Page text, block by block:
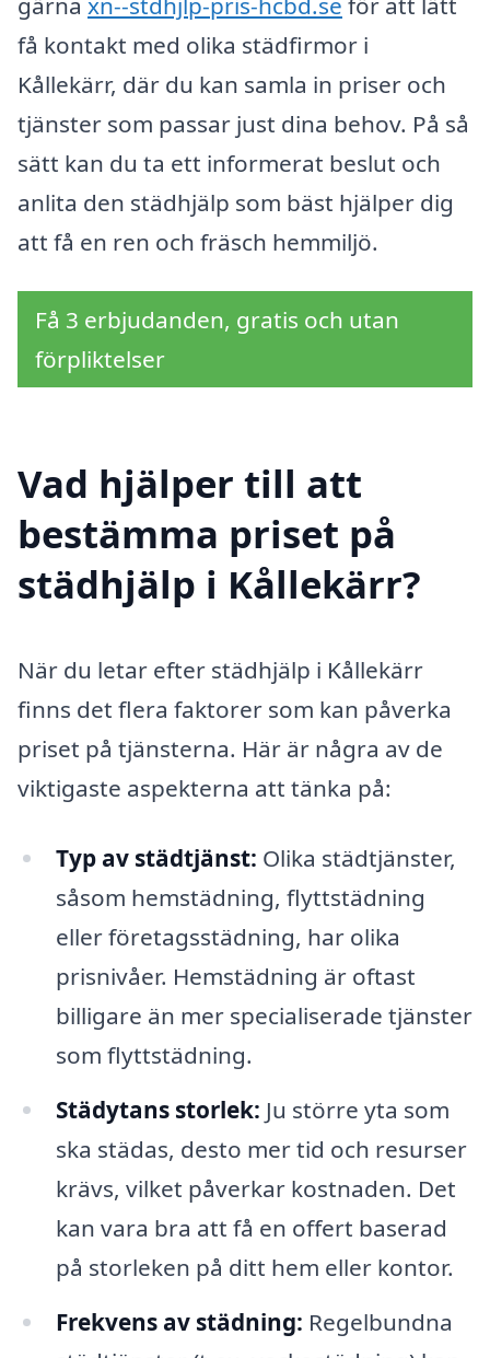
få kontakt med olika städfirmor i
Kållekärr, där du kan samla in priser och
tjänster som passar just dina behov. På så
sätt kan du ta ett informerat beslut och
anlita den städhjälp som bäst hjälper dig
att få en ren och fräsch hemmiljö.
Få 3 erbjudanden, gratis och utan
förpliktelser
Vad hjälper till att
bestämma priset på
städhjälp i Kållekärr?
När du letar efter städhjälp i Kållekärr
finns det flera faktorer som kan påverka
priset på tjänsterna. Här är några av de
viktigaste aspekterna att tänka på:
Typ av städtjänst: Olika städtjänster,
såsom hemstädning, flyttstädning
eller företagsstädning, har olika
prisnivåer. Hemstädning är oftast
billigare än mer specialiserade tjänster
som flyttstädning.
Städytans storlek: Ju större yta som
ska städas, desto mer tid och resurser
krävs, vilket påverkar kostnaden. Det
kan vara bra att få en offert baserad
på storleken på ditt hem eller kontor.
Frekvens av städning: Regelbundna